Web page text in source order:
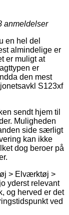
anmeldelser
en hel del
almindelige er
er muligt at
er
den mest
S123xf
sendt hjem til
Muligheden
side særligt
kan ikke
dog beroer på
> Elværktøj >
yderst relevant
og herved er det
ved